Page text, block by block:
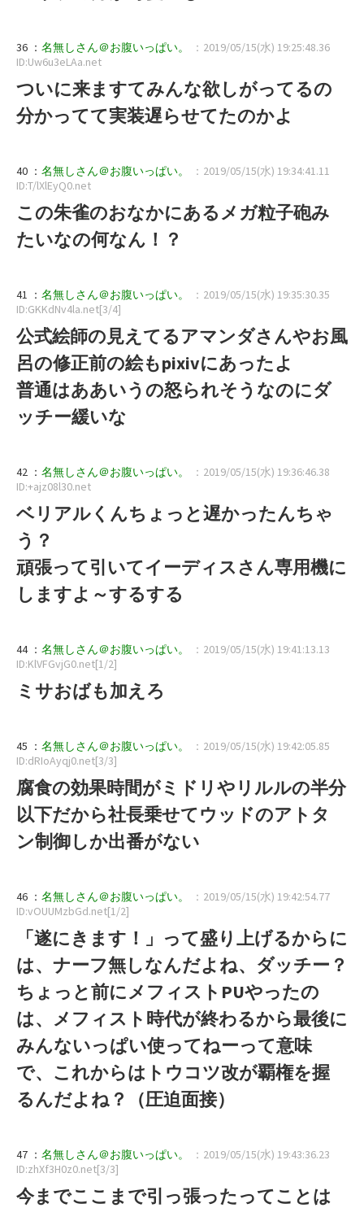
36 ： 名無しさん＠お腹いっぱい。
：2019/05/15(水) 19:25:48.36
ID:Uw6u3eLAa.net
ついに来ますてみんな欲しがってるの
分かってて実装遅らせてたのかよ
40 ： 名無しさん＠お腹いっぱい。
：2019/05/15(水) 19:34:41.11
ID:T/lXlEyQ0.net
この朱雀のおなかにあるメガ粒子砲み
たいなの何なん！？
41 ： 名無しさん＠お腹いっぱい。
：2019/05/15(水) 19:35:30.35
ID:GKKdNv4la.net[3/4]
公式絵師の見えてるアマンダさんやお風
呂の修正前の絵もpixivにあったよ
普通はああいうの怒られそうなのにダ
ッチー緩いな
42 ： 名無しさん＠お腹いっぱい。
：2019/05/15(水) 19:36:46.38
ID:+ajz08l30.net
ベリアルくんちょっと遅かったんちゃ
う？
頑張って引いてイーディスさん専用機に
しますよ～するする
44 ： 名無しさん＠お腹いっぱい。
：2019/05/15(水) 19:41:13.13
ID:KlVFGvjG0.net[1/2]
ミサおばも加えろ
45 ： 名無しさん＠お腹いっぱい。
：2019/05/15(水) 19:42:05.85
ID:dRIoAyqj0.net[3/3]
腐食の効果時間がミドリやリルルの半分
以下だから社長乗せてウッドのアトタ
ン制御しか出番がない
46 ： 名無しさん＠お腹いっぱい。
：2019/05/15(水) 19:42:54.77
ID:vOUUMzbGd.net[1/2]
「遂にきます！」って盛り上げるからに
は、ナーフ無しなんだよね、ダッチー？
ちょっと前にメフィストPUやったの
は、メフィスト時代が終わるから最後に
みんないっぱい使ってねーって意味
で、これからはトウコツ改が覇権を握
るんだよね？（圧迫面接）
47 ： 名無しさん＠お腹いっぱい。
：2019/05/15(水) 19:43:36.23
ID:zhXf3H0z0.net[3/3]
今までここまで引っ張ったってことは